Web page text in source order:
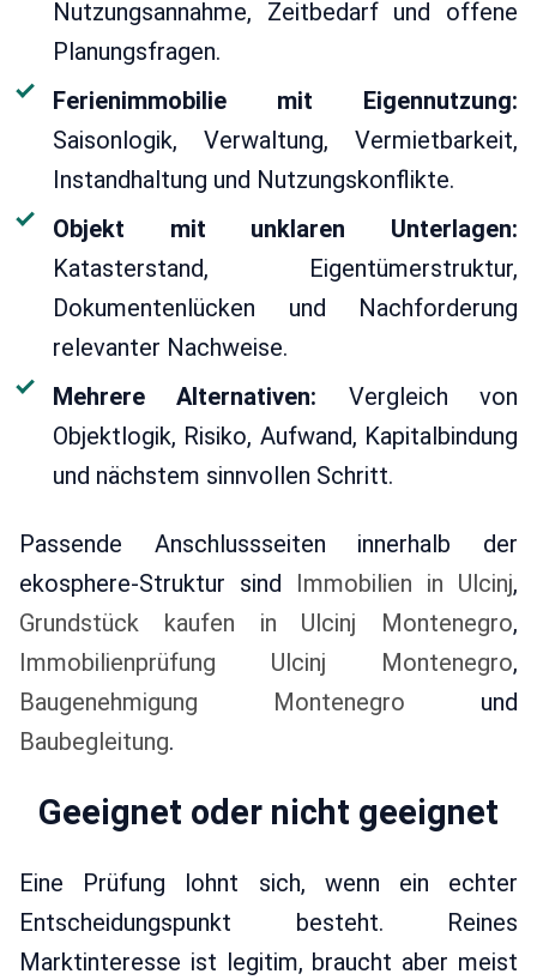
Nutzungsannahme, Zeitbedarf und offene
Planungsfragen.
Ferienimmobilie mit Eigennutzung:
Saisonlogik, Verwaltung, Vermietbarkeit,
Instandhaltung und Nutzungskonflikte.
Objekt mit unklaren Unterlagen:
Katasterstand, Eigentümerstruktur,
Dokumentenlücken und Nachforderung
relevanter Nachweise.
Mehrere Alternativen: Vergleich von
Objektlogik, Risiko, Aufwand, Kapitalbindung
und nächstem sinnvollen Schritt.
Passende Anschlussseiten innerhalb der
ekosphere-Struktur sind Immobilien in Ulcinj,
Grundstück kaufen in Ulcinj Montenegro,
Immobilienprüfung Ulcinj Montenegro,
Baugenehmigung Montenegro und
Baubegleitung.
Geeignet oder nicht geeignet
Eine Prüfung lohnt sich, wenn ein echter
Entscheidungspunkt besteht. Reines
Marktinteresse ist legitim, braucht aber meist